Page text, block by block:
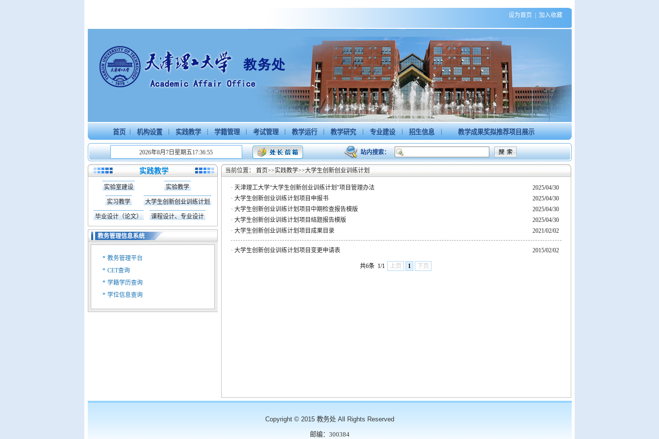
设为首页 加入收藏
首页 | 机构设置 | 实践教学 | 学籍管理 | 考试管理 | 教学运行 | 教学研究 | 专业建设 | 招生信息 | 教学成果奖拟推荐项目展示
2026年8月7日星期五17:36:56 站内搜索：
实践教学
实验室建设 实验教学
实习教学 大学生创新创业训练计划
毕业设计（论文） 课程设计、专业设计
教务管理信息系统
* 教务管理平台
* CET查询
* 学籍学历查询
* 学位信息查询
当前位置： 首页>>实践教学>>大学生创新创业训练计划
· 天津理工大学“大学生创新创业训练计划”项目管理办法
2025/04/30
· 大学生创新创业训练计划项目申报书
2025/04/30
· 大学生创新创业训练计划项目中期检查报告模版
2025/04/30
· 大学生创新创业训练计划项目结题报告模版
2025/04/30
· 大学生创新创业训练计划项目成果目录 2021/02/02
· 大学生创新创业训练计划项目变更申请表 2015/02/02
共6条 1/1 上页 1 下页
Copyright © 2015 教务处 All Rights Reserved
邮编：300384